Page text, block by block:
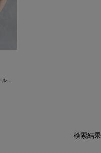
検索結果